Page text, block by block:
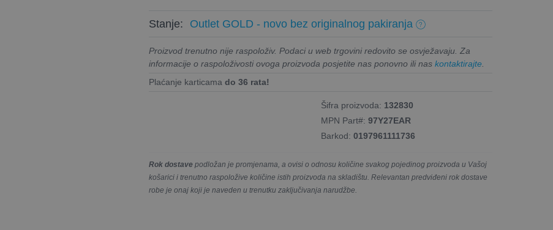
Stanje: Outlet GOLD - novo bez originalnog pakiranja
Proizvod trenutno nije raspoloživ. Podaci u web trgovini redovito se osvježavaju. Za
informacije o raspoloživosti ovoga proizvoda posjetite nas ponovno ili nas kontaktirajte
Plaćanje karticama do 36 rata!
Šifra proizvoda: 132830
MPN Part#: 97Y27EAR
Barkod: 0197961111736
Rok dostave podložan je promjenama, a ovisi o odnosu količine svakog pojedinog proizvoda u Vašoj
košarici i trenutno raspoložive količine istih proizvoda na skladištu. Relevantan predviđeni rok dostave
robe je onaj koji je naveden u trenutku zaključivanja narudžbe.